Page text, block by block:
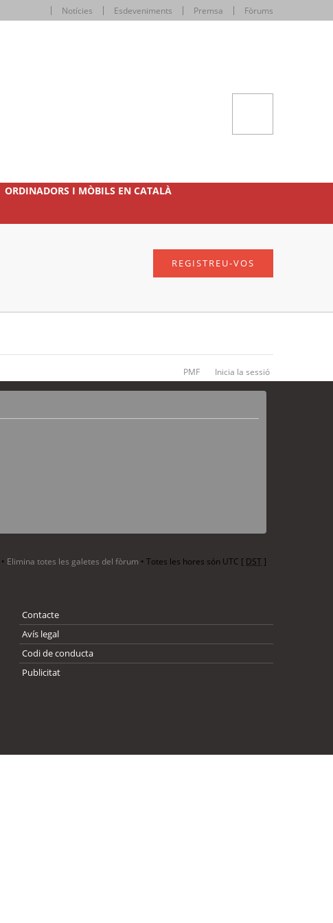
Notícies Esdeveniments Premsa Fòrums
ORDINADORS I MÒBILS EN CATALÀ
REGISTREU-VOS
PMF Inicia la sessió
• Elimina totes les galetes del fòrum • Totes les hores són UTC [ DST]
Contacte
Avís legal
Codi de conducta
Publicitat